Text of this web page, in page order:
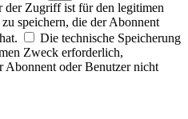
der Zugriff ist für den legitimen
speichern, die der Abonnent
Die technische Speicherung
Zweck erforderlich,
Abonnent oder Benutzer nicht